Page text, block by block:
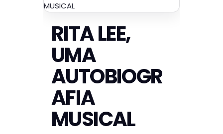
MUSICAL
RITA LEE,
UMA
AUTOBIOGR
AFIA
MUSICAL